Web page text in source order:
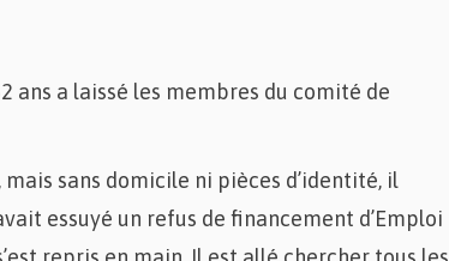
ans a laissé les membres du comité de
sans domicile ni pièces d’identité, il
essuyé un refus de financement d’Emploi